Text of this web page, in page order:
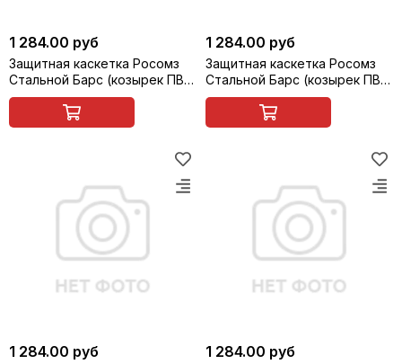
1 284.00 руб
Защитная каскетка Росомз
Стальной Барс (козырек ПВХ,
прозрачно-серый, 65 мм),
белая, арт. 92317
1 284.00 руб
Защитная каскетка Росомз
Стальной Барс (козырек ПВХ,
прозрачно-серый, 65 мм),
синяя, арт. 92318
1 284.00 руб 1 284.00 руб